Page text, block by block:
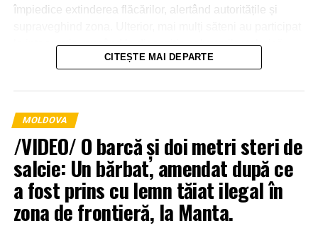
împiedice extinderea flăcărilor, alertând autoritățile și
la intervenție, punând la dispoziția salvatorilor tehnică
agricolă și transportând apă pentru stingerea incendiului.
CITEȘTE MAI DEPARTE
MOLDOVA
/VIDEO/ O barcă și doi metri steri de
salcie: Un bărbat, amendat după ce
a fost prins cu lemn tăiat ilegal în
zona de frontieră, la Manta.